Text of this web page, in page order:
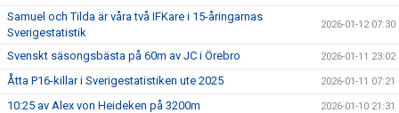
Samuel och Tilda är våra två IFKare i 15-åringarnas
Sverigestatistik
2026-01-12 07:30
Svenskt säsongsbästa på 60m av JC i Örebro 2026-01-11 23:02
Åtta P16-killar i Sverigestatistiken ute 2025 2026-01-11 07:21
10:25 av Alex von Heideken på 3200m 2026-01-10 21:31